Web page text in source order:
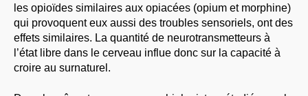
les opioïdes similaires aux opiacées (opium et morphine)
qui provoquent eux aussi des troubles sensoriels, ont des
effets similaires. La quantité de neurotransmetteurs à
l’état libre dans le cerveau influe donc sur la capacité à
croire au surnaturel.